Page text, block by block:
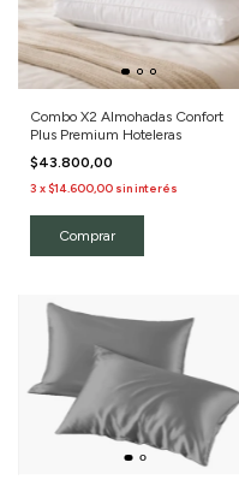
Combo X2 Almohadas Confort
Plus Premium Hoteleras
$43.800,00
3 x$14.600,00 sin interés